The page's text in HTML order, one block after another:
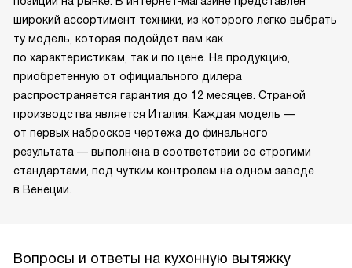
широкий ассортимент техники, из которого легко выбрать
ту модель, которая подойдет вам как
по характеристикам, так и по цене. На продукцию,
приобретенную от официального дилера
распространяется гарантия до 12 месяцев. Страной
производства является Италия. Каждая модель —
от первых набросков чертежа до финального
результата — выполнена в соответствии со строгими
стандартами, под чутким контролем на одном заводе
в Венеции.
Вопросы и ответы на кухонную вытяжку